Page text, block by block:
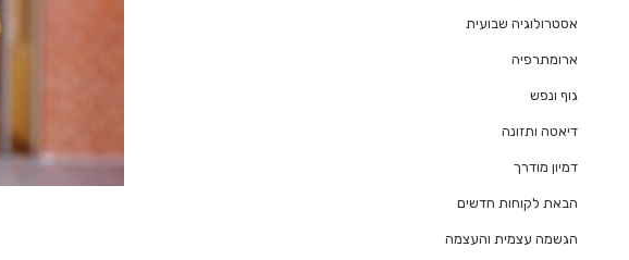
אסטרולוגיה שבועית
ארומתרפיה
גוף ונפש
דיאטה ותזונה
דמיון מודרך
הבאת לקוחות חדשים
הגשמה עצמית והעצמה